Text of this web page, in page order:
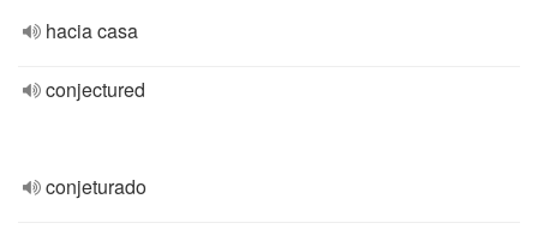
hacia casa
conjectured
conjeturado